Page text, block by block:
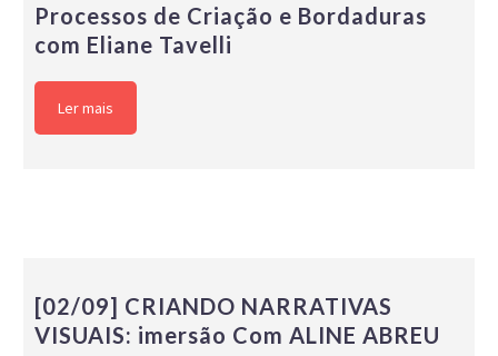
Processos de Criação e Bordaduras
com Eliane Tavelli
Ler mais
[02/09] CRIANDO NARRATIVAS
VISUAIS: imersão Com ALINE ABREU